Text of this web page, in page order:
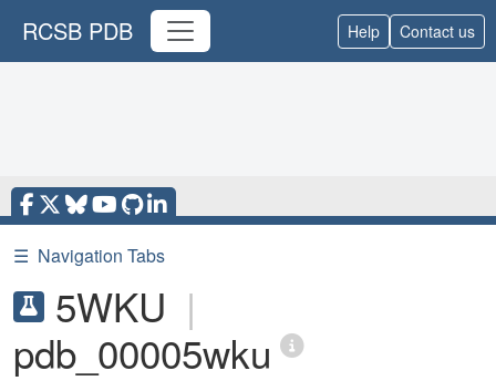
RCSB PDB Help Contact us
☰ Navigation Tabs
5WKU |
pdb_00005wku